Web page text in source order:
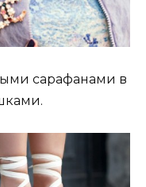
сарафанами в